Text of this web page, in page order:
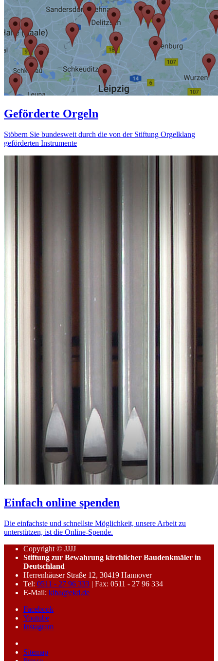
Geförderte Orgeln
Stöbern Sie bundesweit durch die von der Stiftung Orgelklang
geförderten Instrumente
Einfach online spenden
Die einfachste und schnellste Möglichkeit, unsere Arbeit zu
unterstützen, ist die Online-Spende.
Copyright © JJJJ
Stiftung zur Bewahrung kirchlicher Baudenkmäler in
Deutschland
Herrenhäuser Straße 12, 30419 Hannover
Tel: 0511 - 27 96 333 | Fax: 0511 - 27 96 334
E-Mail: kiba@ekd.de
Facebook
Youtube
Instagram
Sitemap